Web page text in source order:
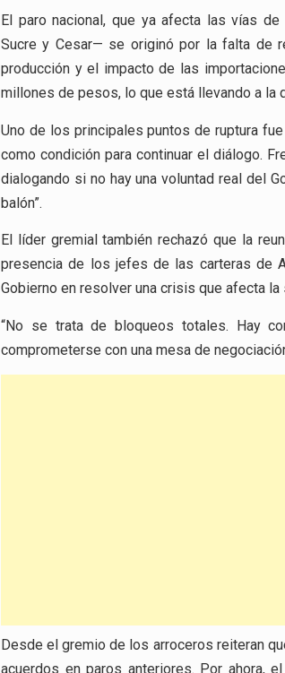
El paro nacional, que ya afecta las vías de
Sucre y Cesar— se originó por la falta de
producción y el impacto de las
millones de pesos, lo que está llevando a la
Uno de los principales puntos de ruptura
como condición para continuar el diálogo.
dialogando si no hay una voluntad real del
balón”.
El líder gremial también rechazó que la
presencia de los jefes de las carteras de
Gobierno en resolver una crisis que afecta
“No se trata de bloqueos totales. Hay
comprometerse con una mesa de
Desde el gremio de los arroceros reiteran
acuerdos en paros anteriores. Por ahora,